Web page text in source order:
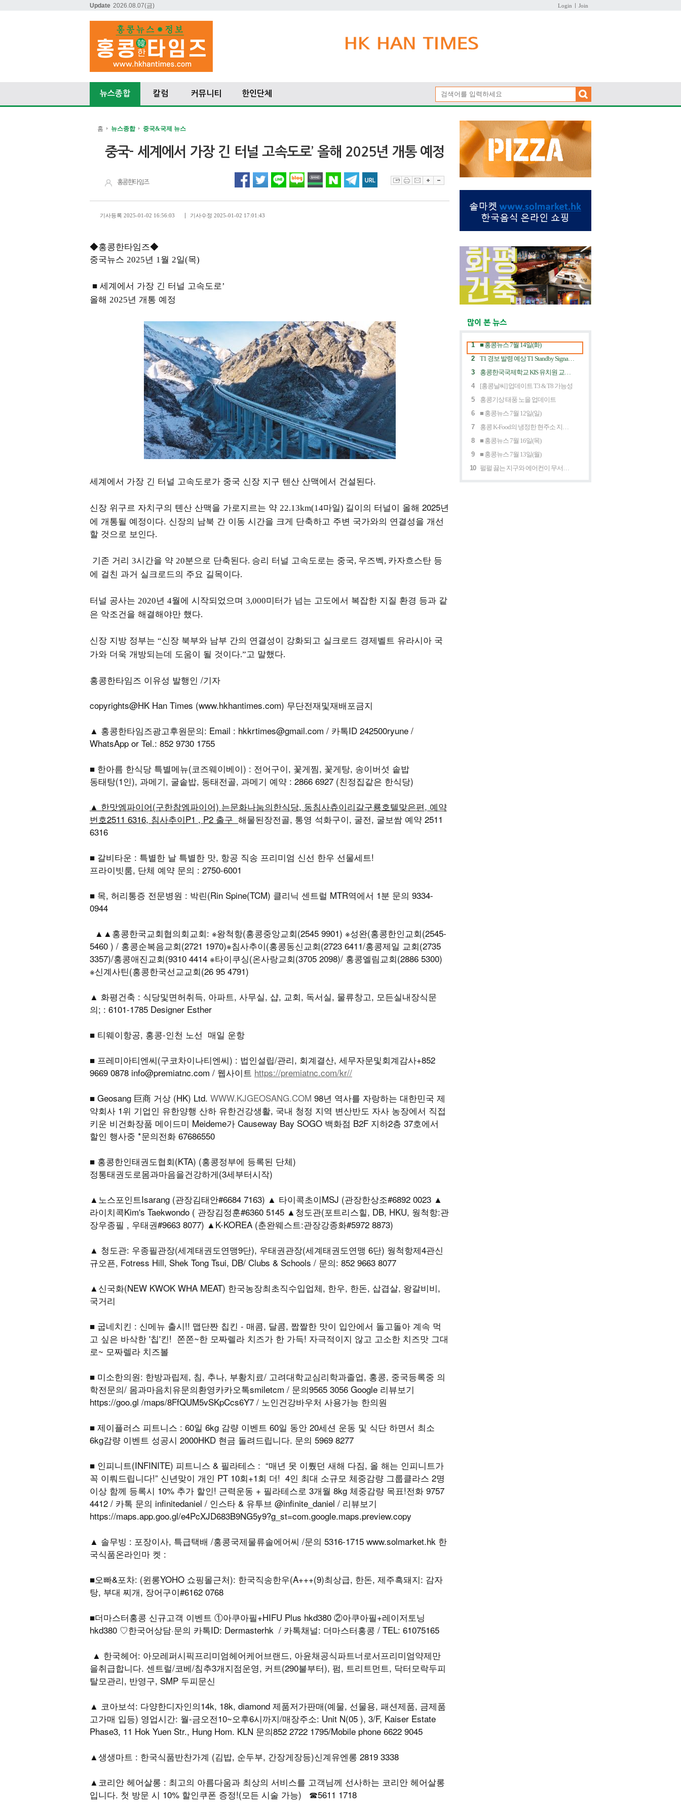
Login Join
Update 2026.08.07(금)
뉴스종합 칼럼 커뮤니티 한인단체
홈 뉴스종합 중국&국제 뉴스
중국- 세계에서 가장 긴 터널 고속도로’ 올해 2025년 개통 예정
홍콩한타임즈
기사등록 2025-01-02 16:56:03 기사수정 2025-01-02 17:01:43
◆홍콩한타임즈◆
중국뉴스 2025년 1월 2일(목)
■ 세계에서 가장 긴 터널 고속도로’
올해 2025년 개통 예정
세계에서 가장 긴 터널 고속도로가 중국 신장 지구 텐산 산맥에서 건설된다.
신장 위구르 자치구의 톈산 산맥을 가로지르는 약 22.13km(14마일) 길이의 터널이 올해 2025년
에 개통될 예정이다. 신장의 남북 간 이동 시간을 크게 단축하고 주변 국가와의 연결성을 개선
할 것으로 보인다.
기존 거리 3시간을 약 20분으로 단축된다. 승리 터널 고속도로는 중국, 우즈벡, 카자흐스탄 등
에 걸친 과거 실크로드의 주요 길목이다.
터널 공사는 2020년 4월에 시작되었으며 3,000미터가 넘는 고도에서 복잡한 지질 환경 등과 같
은 악조건을 해결해야만 했다.
신장 지방 정부는 “신장 북부와 남부 간의 연결성이 강화되고 실크로드 경제벨트 유라시아 국
가와 더욱 개방되는데 도움이 될 것이다.”고 말했다.
홍콩한타임즈 이유성 발행인 /기자
copyrights@HK Han Times (www.hkhantimes.com) 무단전재및재배포금지
▲ 홍콩한타임즈광고후원문의: Email : hkkrtimes@gmail.com / 카톡ID 242500ryune /
WhatsApp or Tel.: 852 9730 1755
■ 한아름 한식당 특별메뉴(코즈웨이베이) : 전어구이, 꽃게찜, 꽃게탕, 송이버섯 솥밥
동태탕(1인), 과메기, 굴솥밥, 동태전골, 과메기 예약 : 2866 6927 (친정집같은 한식당)
▲ 한맛엠파이어(구한참엠파이어) 는문화나눔의한식당, 동침사츄이리갈구룡호텔맞은편, 예약
번호2511 6316, 침사추이P1 , P2 출구 해물된장전골, 통영 석화구이, 굴전, 굴보쌈 예약 2511
6316
■ 갈비타운 : 특별한 날 특별한 맛, 항공 직송 프리미엄 신선 한우 선물세트!
프라이빗룸, 단체 예약 문의 : 2750-6001
■ 목, 허리통증 전문병원 : 박린(Rin Spine(TCM) 클리닉 센트럴 MTR역에서 1분 문의 9334-
0944
▲▲홍콩한국교회협의회교회: ※왕척항(홍콩중앙교회(2545 9901) ※성완(홍콩한인교회(2545-
5460 ) / 홍콩순복음교회(2721 1970)※침사추이(홍콩동신교회(2723 6411/홍콩제일 교회(2735
3357)/홍콩애진교회(9310 4414 ※타이쿠싱(온사랑교회(3705 2098)/ 홍콩엘림교회(2886 5300)
※신계사틴(홍콩한국선교교회(26 95 4791)
▲ 화평건축 : 식당및면허취득, 아파트, 사무실, 샵, 교회, 독서실, 물류창고, 모든실내장식문
의; : 6101-1785 Designer Esther
■ 티웨이항공, 홍콩-인천 노선 매일 운항
■ 프레미아티엔씨(구코차이나티엔씨) : 법인설립/관리, 회계결산, 세무자문및회계감사+852
9669 0878 info@premiatnc.com / 웹사이트 https://premiatnc.com/kr//
■ Geosang 巨商 거상 (HK) Ltd. WWW.KJGEOSANG.COM 98년 역사를 자랑하는 대한민국 제
약회사 1위 기업인 유한양행 산하 유한건강생활, 국내 청정 지역 변산반도 자사 농장에서 직접
키운 비건화장품 메이드미 Meideme가 Causeway Bay SOGO 백화점 B2F 지하2층 37호에서
할인 행사중 *문의전화 67686550
■ 홍콩한인태권도협회(KTA) (홍콩정부에 등록된 단체)
정통태권도로몸과마음을건강하게(3세부터시작)
▲노스포인트Isarang (관장김태안#6684 7163) ▲ 타이콕초이MSJ (관장한상조#6892 0023 ▲
라이치콕Kim's Taekwondo ( 관장김정훈#6360 5145 ▲청도관(포트리스힐, DB, HKU, 웡척항:관
장우종필 , 우태권#9663 8077) ▲K-KOREA (춘완웨스트:관장강종화#5972 8873)
▲ 청도관: 우종필관장(세계태권도연맹9단), 우태권관장(세계태권도연맹 6단) 웡척항제4관신
규오픈, Fotress Hill, Shek Tong Tsui, DB/ Clubs & Schools / 문의: 852 9663 8077
▲신국화(NEW KWOK WHA MEAT) 한국농장최초직수입업체, 한우, 한돈, 삽겹살, 왕갈비비,
국거리
■ 굽네치킨 : 신메뉴 출시!! 맵단짠 칩킨 - 매콤, 달콤, 짭짤한 맛이 입안에서 돌고돌아 계속 먹
고 싶은 바삭한 '칩'킨! 쫀쫀~한 모짜렐라 치즈가 한 가득! 자극적이지 않고 고소한 치즈맛 그대
로~ 모짜렐라 치즈볼
■ 미소한의원: 한방과립제, 침, 추나, 부황치료/ 고려대학교심리학과졸업, 홍콩, 중국등록중 의
학전문의/ 몸과마음치유문의환영카카오톡smiletcm / 문의9565 3056 Google 리뷰보기
https://goo.gl /maps/8FfQUM5vSKpCcs6Y7 / 노인건강바우처 사용가능 한의원
■ 제이플러스 피트니스 : 60일 6kg 감량 이벤트 60일 동안 20세션 운동 및 식단 하면서 최소
6kg감량 이벤트 성공시 2000HKD 현금 돌려드립니다. 문의 5969 8277
■ 인피니트(INFINITE) 피트니스 & 필라테스 : “매년 못 이뤘던 새해 다짐, 올 해는 인피니트가
꼭 이뤄드립니다!” 신년맞이 개인 PT 10회+1회 더! 4인 최대 소규모 체중감량 그룹클라스 2명
이상 함께 등록시 10% 추가 할인! 근력운동 + 필라테스로 3개월 8kg 체중감량 목표!전화 9757
4412 / 카톡 문의 infinitedaniel / 인스타 & 유투브 @infinite_daniel / 리뷰보기
https://maps.app.goo.gl/e4PcXJD683B9NG5y9?g_st=com.google.maps.preview.copy
▲ 솔무빙 : 포장이사, 특급택배 /홍콩국제물류솔에어씨 /문의 5316-1715 www.solmarket.hk 한
국식품온라인마 켓 :
■오빠&포차: (윈롱YOHO 쇼핑몰근처): 한국직송한우(A+++(9)최상급, 한돈, 제주흑돼지: 감자
탕, 부대 찌개, 장어구이#6162 0768
■더마스터홍콩 신규고객 이벤트 ①아쿠아필+HIFU Plus hkd380 ②아쿠아필+레이저토닝
hkd380 ♡한국어상담·문의 카톡ID: Dermasterhk / 카톡채널: 더마스터홍콩 / TEL: 61075165
▲ 한국헤어: 아모레퍼시픽프리미엄헤어케어브랜드, 아윤채공식파트너로서프리미엄약제만
을취급합니다. 센트럴/코베/침추3개지점운영, 커트(290불부터), 펌, 트리트먼트, 닥터모락두피
탈모관리, 반영구, SMP 두피문신
▲ 코아보석: 다양한디자인의14k, 18k, diamond 제품저가판매(예물, 선물용, 패션제품, 금제품
고가매 입등) 영업시간: 월-금오전10~오후6시까지/매장주소: Unit N(05 ), 3/F, Kaiser Estate
Phase3, 11 Hok Yuen Str., Hung Hom. KLN 문의852 2722 1795/Mobile phone 6622 9045
▲생생마트 : 한국식품반찬가계 (김밥, 순두부, 간장게장등)신계유엔롱 2819 3338
▲코리안 헤어살롱 : 최고의 아름다움과 최상의 서비스를 고객님께 선사하는 코리안 헤어살롱
입니다. 첫 방문 시 10% 할인쿠폰 증정!(모든 시술 가능) ☎5611 1718
많이 본 뉴스
1
■ 홍콩뉴스 7월 14일(화)
2
3
4
[홍콩날씨] 업데이트 T3 & T8 가능성
5
홍콩기상 태풍 노을 업데이트
6
■ 홍콩뉴스 7월 12일(일)
7
8
■ 홍콩뉴스 7월 16일(목)
9
■ 홍콩뉴스 7월 13일(월)
10